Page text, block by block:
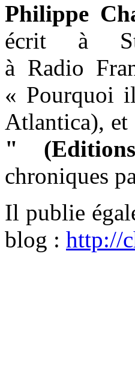
Philippe
écrit à St-
à Radio
« Pourquoi
Atlantica), et
"
chroniques
Il publie
blog : http://